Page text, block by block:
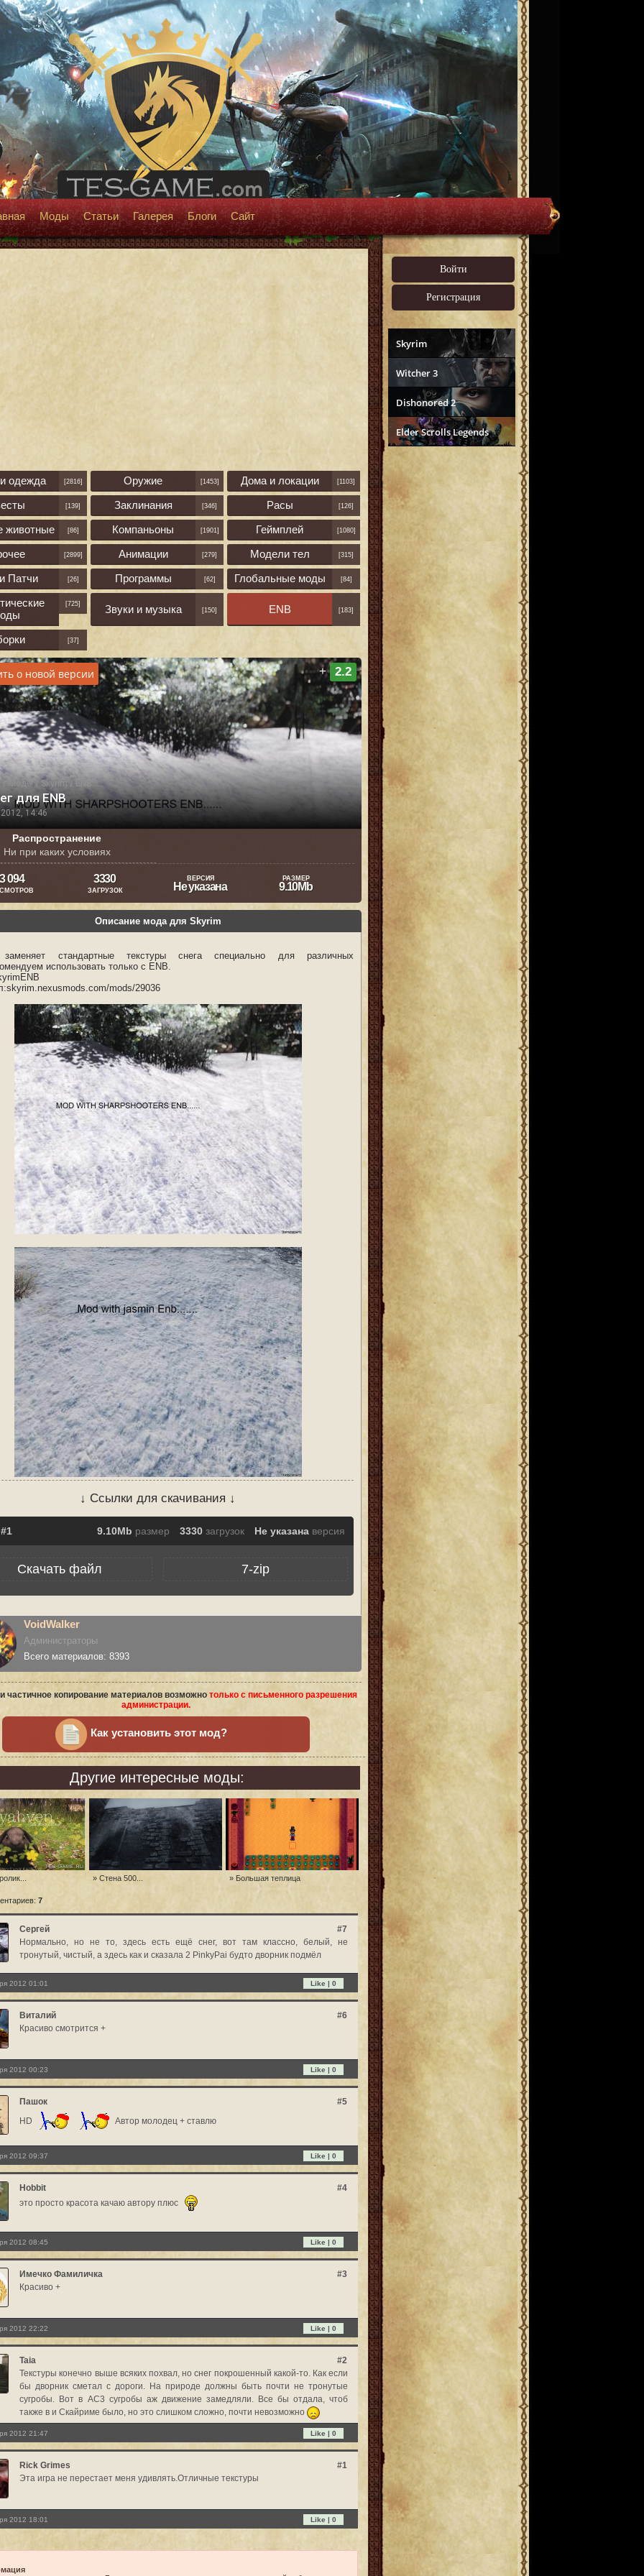
Моды Статьи Галерея Блоги Сайт
Войти
Регистрация
Skyrim
Witcher 3
Dishonored 2
Elder Scrolls Legends
одежда [2816] Оружие [1453] Дома и локации [1103]
[139] Заклинания [346] Расы [126]
животные [86] Компаньоны [1901] Геймплей [1080]
[2899] Анимации [279] Модели тел [315]
Патчи [26] Программы [62] Глобальные моды [84]
[725] Звуки и музыка [150] ENB [183]
[37]
Моды/ Skyrim /
14:46
для ENB
о новой версии + 2.2
Распространение
Ни при каких условиях
094 3330
ЗАГРУЗОК
ВЕРСИЯ
Не указана
РАЗМЕР
9.10Mb
Описание мода для Skyrim
стандартные текстуры снега специально для различных
использовать только с ENB.
mods/29036
↓ Ссылки для скачивания ↓
9.10Mb размер 3330 загрузок Не указана версия
Скачать файл 7-zip
VoidWalker
Администраторы
Всего материалов: 8393
частичное копирование материалов возможно только с письменного разрешения
администрации.
Как установить этот мод?
Другие интересные моды:
» Стена 500... » Большая теплица
7
Сергей
#7
Нормально, но не то, здесь есть ещё снег, вот там классно, белый, не
тронутый, чистый, а здесь как и сказала 2 PinkyPai будто дворник подмёл
2012 01:01 Like | 0
Виталий
#6
Красиво смотрится +
2012 00:23 Like | 0
Пашок
#5
HD
Автор молодец + ставлю
2012 09:37 Like | 0
Hobbit
#4
это просто красота качаю автору плюс
2012 08:45 Like | 0
Имечко Фамиличка
#3
Красиво +
2012 22:22 Like | 0
Taia
#2
Текстуры конечно выше всяких похвал, но снег покрошенный какой-то. Как если
бы дворник сметал с дороги. На природе должны быть почти не тронутые
сугробы. Вот в AC3 сугробы аж движение замедляли. Все бы отдала, чтоб
также в и Скайриме было, но это слишком сложно, почти невозможно
2012 21:47 Like | 0
Rick Grimes
#1
Эта игра не перестает меня удивлять.Отличные текстуры
2012 18:01 Like | 0